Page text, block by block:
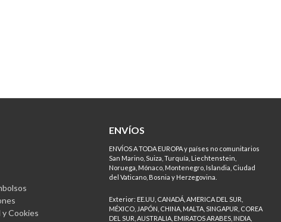
y Cookies
ENVÍOS
ENVÍOS A TODA EUROPA y países no comunitarios
San Marino, Suiza, Turquía, Liechtenstein,
Noruega, Mónaco, Montenegro, Islandia, Ciudad
del Vaticano, Bosnia y Herzegovina.
Exterior: EE.UU, CANADÁ, AMERICA DEL SUR,
MÉXICO, JAPÓN, CHINA, MALTA, SINGAPUR, COREA
DEL SUR, AUSTRALIA, EMIRATOS ARABES, INDIA,